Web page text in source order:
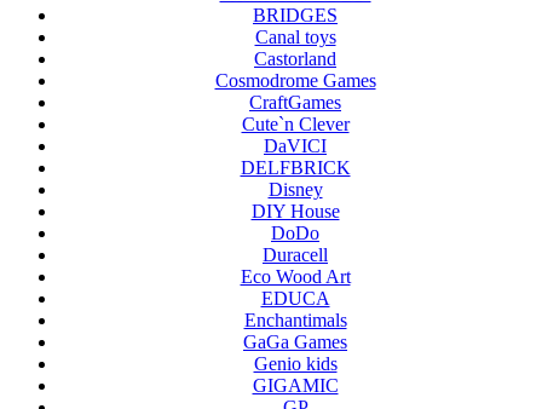
BRIDGES
Canal toys
Castorland
Cosmodrome Games
CraftGames
Cute`n Clever
DaVICI
DELFBRICK
Disney
DIY House
DoDo
Duracell
Eco Wood Art
EDUCA
Enchantimals
GaGa Games
Genio kids
GIGAMIC